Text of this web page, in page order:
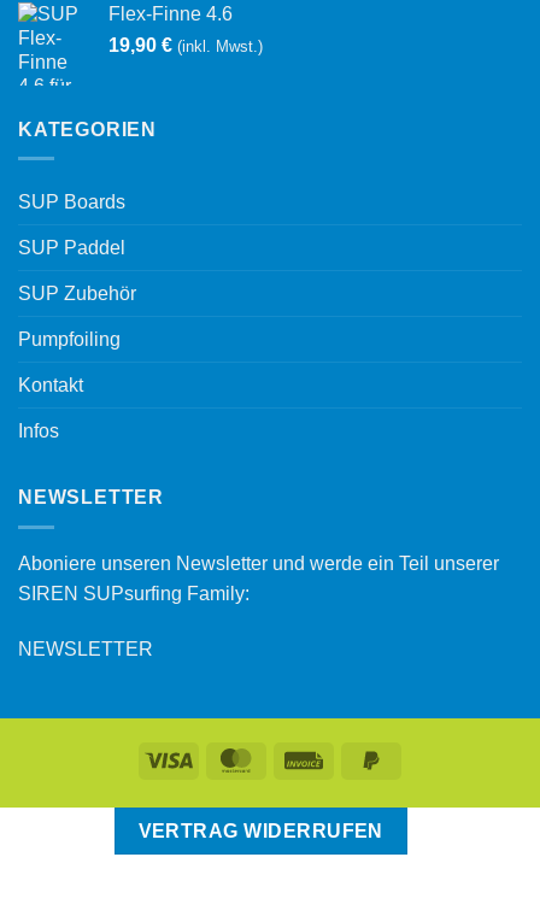
Flex-Finne 4.6
19,90 € (inkl. Mwst.)
KATEGORIEN
SUP Boards
SUP Paddel
SUP Zubehör
Pumpfoiling
Kontakt
Infos
NEWSLETTER
Aboniere unseren Newsletter und werde ein Teil unserer
SIREN SUPsurfing Family:
NEWSLETTER
VERTRAG WIDERRUFEN